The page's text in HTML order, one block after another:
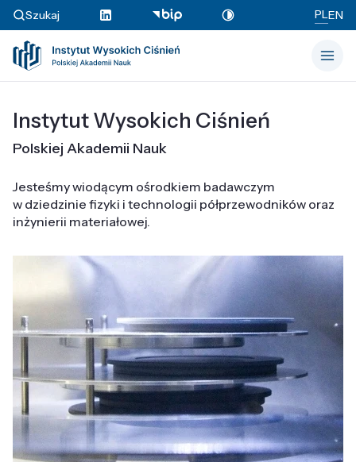
Szukaj PLEN
Instytut Wysokich Ciśnień
Polskiej Akademii Nauk
Jesteśmy wiodącym ośrodkiem badawczym
w dziedzinie fizyki i technologii półprzewodników oraz
inżynierii materiałowej.